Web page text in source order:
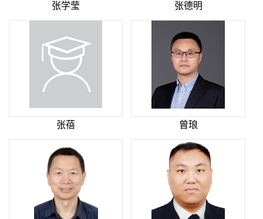
张学莹 张德明
张蓓 曾琅